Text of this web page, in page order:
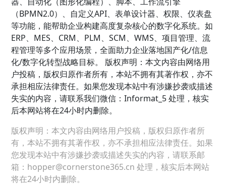
（BPMN2.0）、自定义API、表单设计器、权限、仪表盘
等功能，能帮助企业构建高度复杂核心的数字化系统。如
ERP、MES、CRM、PLM、SCM、WMS、项目管理、流
程管理等多个应用场景，全面助力企业落地国产化/信息
化/数字化转型战略目标。 版权声明：本文内容由网络用
户投稿，版权归原作者所有，本站不拥有其著作权，亦不
承担相应法律责任。如果您发现本站中有涉嫌抄袭或描述
失实的内容，请联系我们微信：Informat_5 处理，核实
后本网站将在24小时内删除。
版权声明：本文内容由网络用户投稿，版权归原作者所
有，本站不拥有其著作权，亦不承担相应法律责任。如果
您发现本站中有涉嫌抄袭或描述失实的内容，请联系邮
箱：hopper@cornerstone365.cn 处理，核实后本网站
将在24小时内删除。